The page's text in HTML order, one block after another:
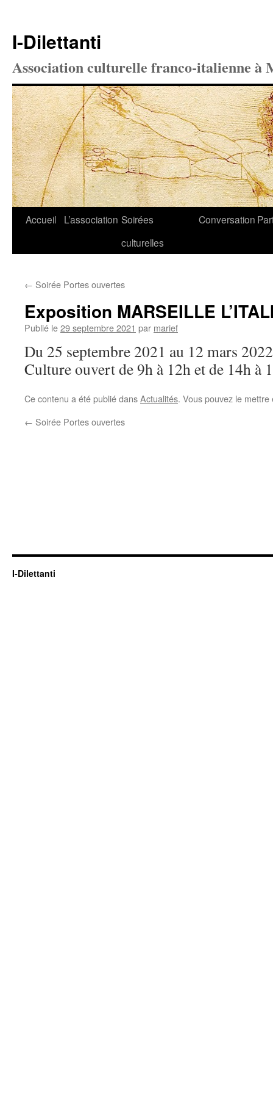
I-Dilettanti
Association culturelle franco-italienne à
Aller
Accueil L’association Soirées
culturelles
Conversation
← Soirée Portes ouvertes
Exposition MARSEILLE
Publié le29 septembre 2021 par marief
Du 25 septembre 2021 au 12 mars
Culture ouvert de 9h à 12h et de 14h à
Ce contenu a été publié dansActualités. Vous pouvez le
← Soirée Portes ouvertes
I-Dilettanti